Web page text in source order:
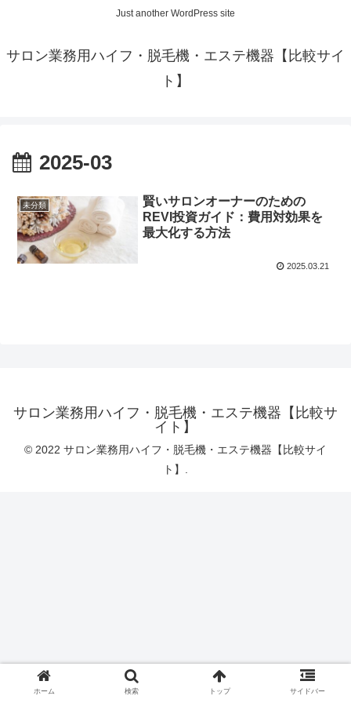
Just another WordPress site
サロン業務用ハイフ・脱毛機・エステ機器【比較サイ
ト】
2025-03
未分類
賢いサロンオーナーのための
REVI投資ガイド：費用対効果を
最大化する方法
2025.03.21
サロン業務用ハイフ・脱毛機・エステ機器【比較サ
イト】
© 2022 サロン業務用ハイフ・脱毛機・エステ機器【比較サイ
ト】.
ホーム 検索 トップ サイドバー